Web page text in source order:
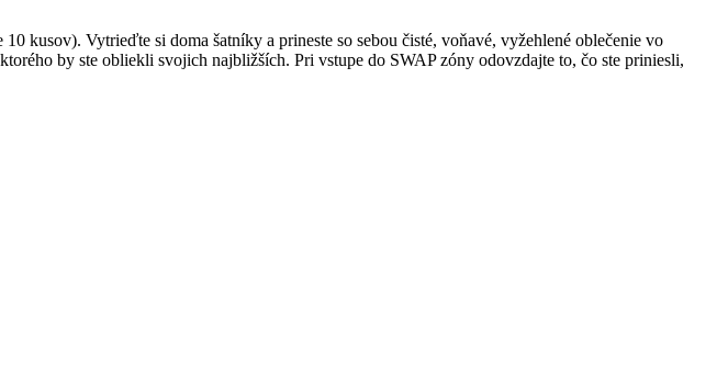
kusov). Vytrieďte si doma šatníky a prineste so sebou čisté, voňavé, vyžehlené oblečenie vo
by ste obliekli svojich najbližších. Pri vstupe do SWAP zóny odovzdajte to, čo ste priniesli,